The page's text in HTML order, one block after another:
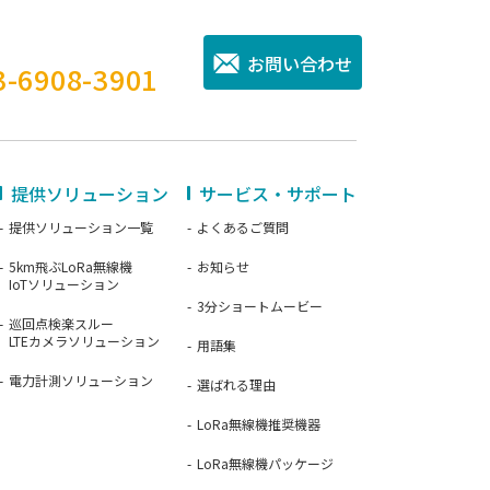
提供ソリューション
提供ソリューション一覧
5km飛ぶLoRa無線機
IoTソリューション
巡回点検楽スルー
LTEカメラソリューション
電力計測ソリューション
サービス・サポート
よくあるご質問
お知らせ
3分ショートムービー
用語集
選ばれる理由
LoRa無線機推奨機器
LoRa無線機パッケージ
6908-3901 お問い合わせ